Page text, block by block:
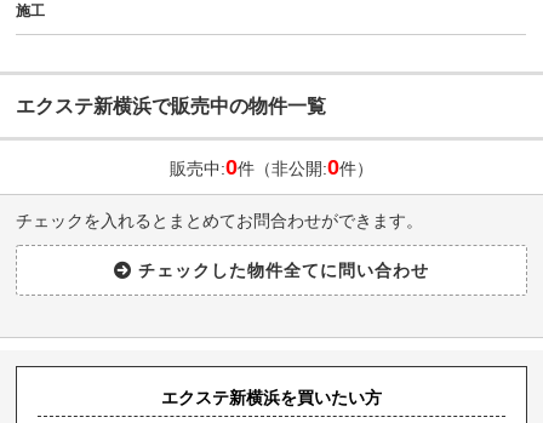
施工
エクステ新横浜で販売中の物件一覧
販売中:0件（非公開:0件）
チェックを入れるとまとめてお問合わせができます。
エクステ新横浜を買いたい方